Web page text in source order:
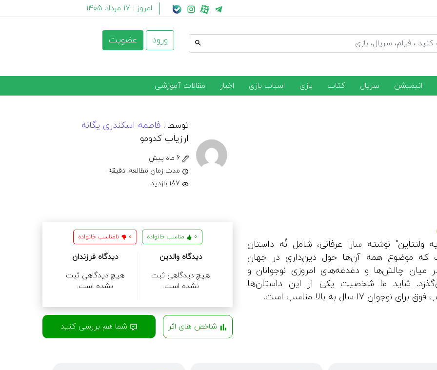
امروز : 17 مرداد 1405
ورود عضویت
انیمیشن سریال کتاب بازی اسباب بازی اخبار مقالات آموزشی
توسط : فاطمه اسکندری یگانه
ارزیاب کدومو
مدت زمان مطالعه: دقیقه
ولنتاین" نوشته سارا عرفانی، شامل نُه داستان
که موضوع همه آن‌ها حول دین‌داری در جهان
میان چالش‌ها و دغدغه‌های امروزی نوجوانان و
شاید ما شخصیت یکی از این داستان‌ها
نوجوان 17 سال به بالا مناسب است.
0 مناسب خانواده 0 نامناسب خانواده
دیدگاه والدین
هیچ دیدگاهی ثبت
نشده است.
دیدگاه فرزندان
هیچ دیدگاهی ثبت
نشده است.
شاخص های اثر شما هم بررسی کنید